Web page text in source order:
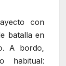
con
batalla en
A bordo,
habitual: